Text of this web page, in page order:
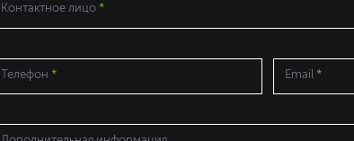
Контактное лицо *
Телефон * Email *